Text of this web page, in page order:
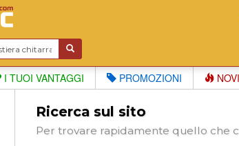
I TUOI VANTAGGI PROMOZIONI
Ricerca sul sito
Per trovare rapidamente quello che